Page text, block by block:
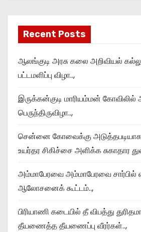
Recent Posts
ஆலங்குடி அரசு கலை அறிவியல்
பட்டமளிப்பு விழா..,
இருக்கன்குடி மாரியம்மன் கோவிலில்
பெருந்திருவிழா..,
சென்னை கோவைக்கு அடுத்தபடியாக
உயர்தர சிகிச்சை அளிக்க சுகாதார
அம்மாபேரவை அம்மாபேரவை சார்பில்
ஆலோசனைக் கூட்டம்..,
பிரியாணி கடையில் தீ விபத்து
தீயணைத்த தீயணைப்பு வீரர்கள்..,